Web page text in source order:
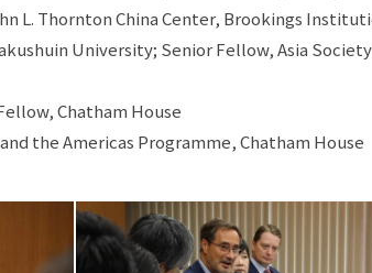
L. Thornton China Center, Brookings
University; Senior Fellow, Asia Society
Chatham House
the Americas Programme, Chatham House